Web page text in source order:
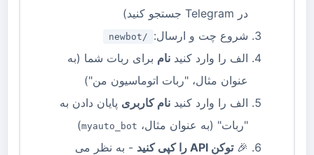
در Telegram جستجو کنید)
شروع چت و ارسال:
/newbot
الف را وارد کنید نام برای ربات شما (به
عنوان مثال، "ربات اتوماسیون من")
الف را وارد کنید نام کاربری پایان دادن به
"ربات" (به عنوان مثال، myauto_bot
)
🎉توکن API را کپی کنید
- به نظر می